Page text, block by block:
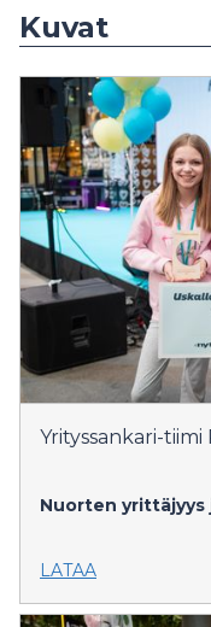
Kuvat
Yrityssankari-tiimi
Nuorten yrittäjyys
LATAA